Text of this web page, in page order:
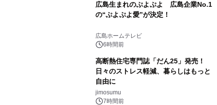
広島生まれのぷよぷよ 広島企業No.1
の“ぷよぷよ愛”が決定！
広島ホームテレビ
6時間前
高断熱住宅専門誌「だん25」発売！
日々のストレス軽減、暮らしはもっと
自由に
jimosumu
7時間前